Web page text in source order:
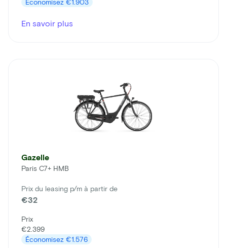
En savoir plus
Gazelle
Paris C7+ HMB
Prix du leasing p/m à partir de
€32
Prix
€2.399
Économisez €1.576